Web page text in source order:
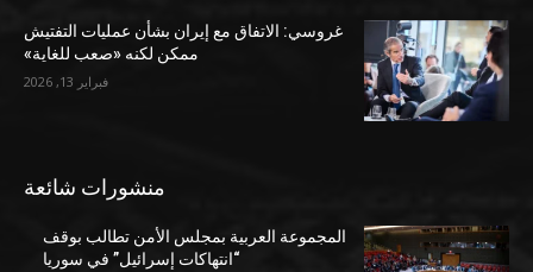
غروسي: الاتفاق مع إيران بشأن عمليات التفتيش
ممكن لكنه «صعب للغاية»
فبراير 13, 2026
منشورات شائعة
المجموعة العربية بمجلس الأمن تطالب بوقف
“انتهاكات إسرائيل” في سوريا